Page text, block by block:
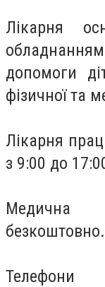
Лікарня
допомоги
фізичної та
Лікарня
з 9:00 до
Медична
безкоштовно.
Телефони